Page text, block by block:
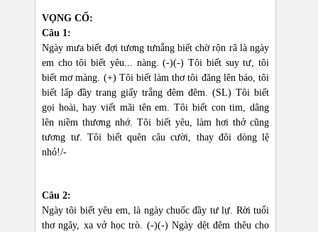
VỌNG CỔ:
Câu 1:
Ngày mưa biết đợi tương tưnắng biết chờ rộn rã là ngày
em cho tôi biết yêu... nàng. (-)(-) Tôi biết suy tư, tôi
biết mơ màng. (+) Tôi biết làm thơ tôi đăng lên báo, tôi
biết lấp đầy trang giấy trắng đêm đêm. (SL) Tôi biết
gọi hoài, hay viết mãi tên em. Tôi biết con tim, dâng
lên niềm thương nhớ. Tôi biết yêu, làm hơi thở cũng
tương tư. Tôi biết quên câu cười, thay đôi dòng lệ
nhỏ!/-
Câu 2:
Ngày tôi biết yêu em, là ngày chuốc đầy tư lự. Rời tuổi
thơ ngây, xa vở học trò. (-)(-) Ngày dệt đêm thêu cho